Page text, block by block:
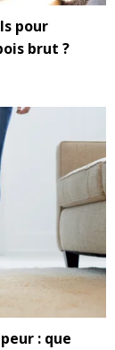
pour
brut ?
: que